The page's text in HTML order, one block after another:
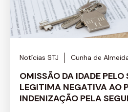
Notícias STJ Cunha de
OMISSÃO DA IDADE PELO
LEGITIMA NEGATIVA AO
INDENIZAÇÃO PELA